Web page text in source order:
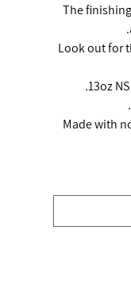
The
Look out for
13oz
Made with